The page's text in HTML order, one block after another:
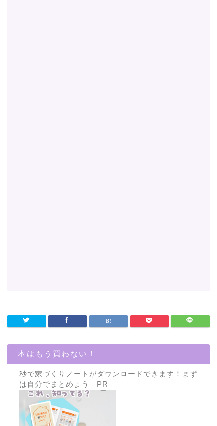
本はもう買わない！
秒で家づくりノートがダウンロードできます！まず
は自分でまとめよう PR